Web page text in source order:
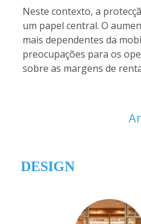
Neste contexto, a
um papel central. O
mais dependentes da
preocupações para os
sobre as margens de
DESIGN